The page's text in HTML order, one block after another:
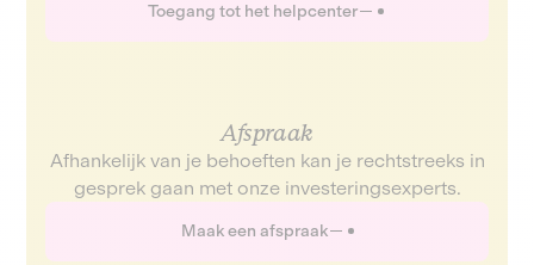
Toegang tot het helpcenter
Afspraak
Afhankelijk van je behoeften kan je rechtstreeks in
gesprek gaan met onze investeringsexperts.
Maak een afspraak